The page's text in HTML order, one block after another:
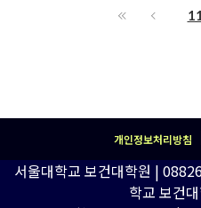
개인정보처리방침
서울대학교 보건대학원 |
학교 보건